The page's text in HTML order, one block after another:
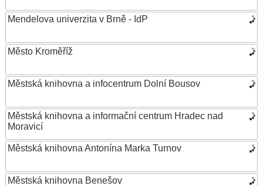
Mendelova univerzita v Brně - IdP
Město Kroměříž
Městská knihovna a infocentrum Dolní Bousov
Městská knihovna a informační centrum Hradec nad
Moravicí
Městská knihovna Antonína Marka Turnov
Městská knihovna Benešov